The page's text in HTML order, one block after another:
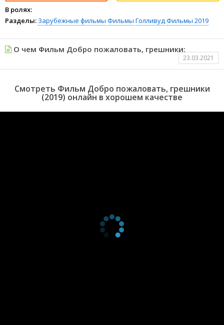
В ролях:
Разделы: Зарубежные фильмы Фильмы ГолливудФильмы 2019
О чем Фильм Добро пожаловать, грешники:
23.03.2021
Смотреть Фильм Добро пожаловать, грешники
(2019) онлайн в хорошем качестве